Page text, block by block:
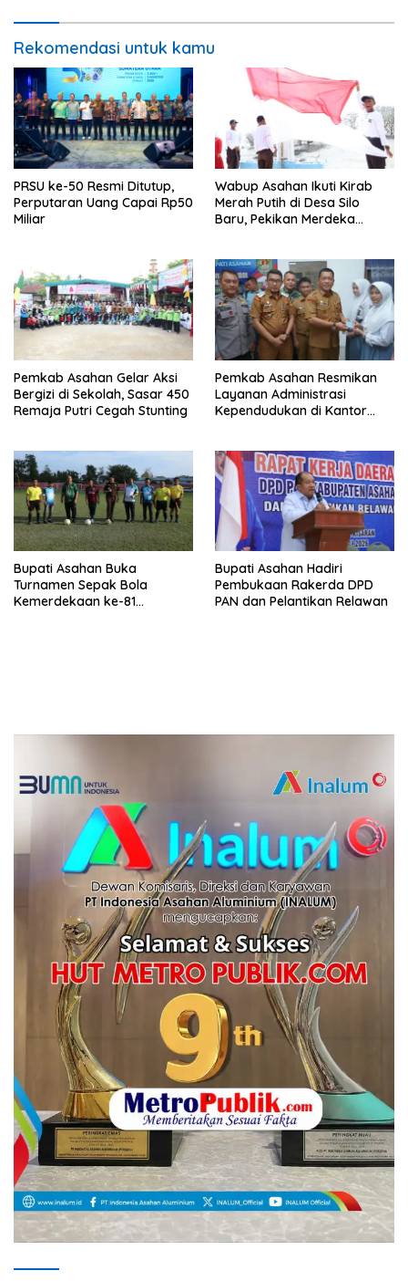
Rekomendasi untuk kamu
PRSU ke-50 Resmi Ditutup,
Perputaran Uang Capai Rp50
Miliar
Wabup Asahan Ikuti Kirab
Merah Putih di Desa Silo
Baru, Pekikan Merdeka
Pemkab Asahan Gelar Aksi
Bergizi di Sekolah, Sasar 450
Remaja Putri Cegah Stunting
Pemkab Asahan Resmikan
Layanan Administrasi
Kependudukan di Kantor
Bupati Asahan Buka
Turnamen Sepak Bola
Kemerdekaan ke-81
Bupati Asahan Hadiri
Pembukaan Rakerda DPD
PAN dan Pelantikan Relawan
Lirik Lagu FAFOFA Ciptaan Fajar Halawa Vocal Rendi Gulo
Bembambörö dödöu he akhiguMene mene sino
lawaö khöuMeinötö niowalu, mela’angdröi ita